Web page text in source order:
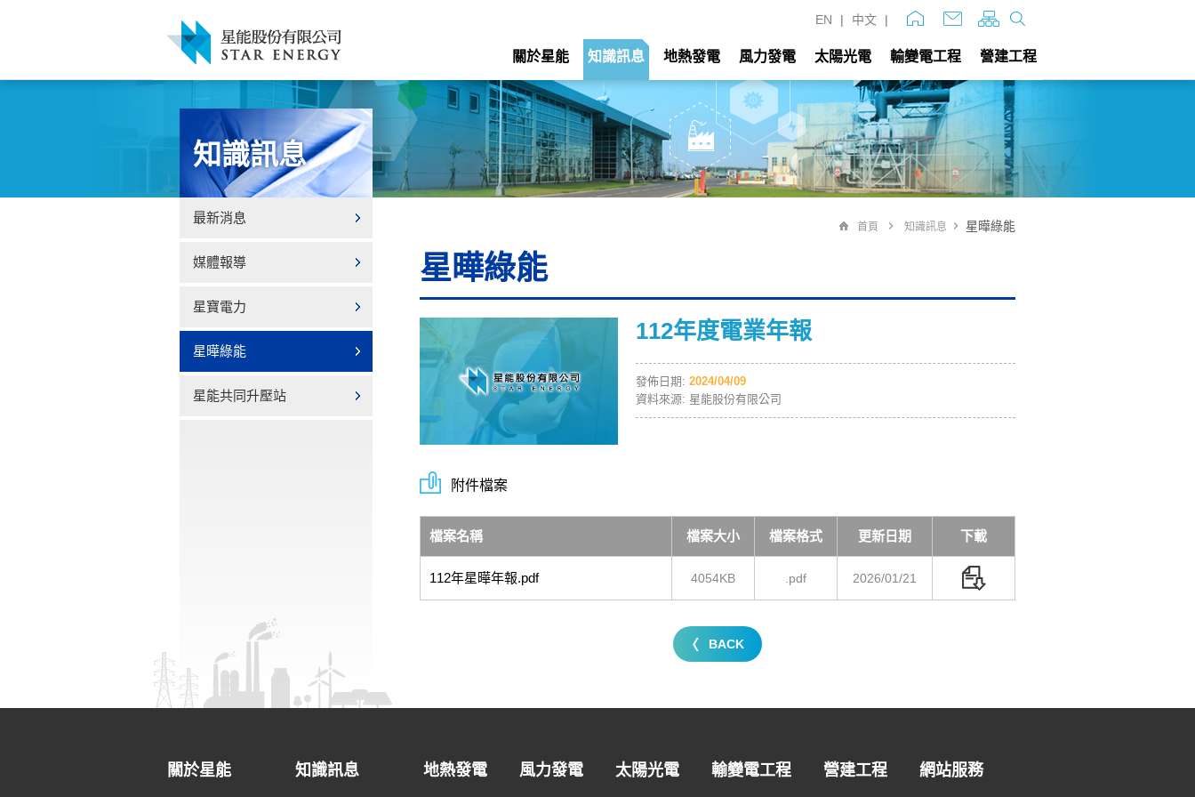
EN | 中文 |
關於星能 知識訊息 地熱發電 風力發電 太陽光電 輸變電工程 營建工程
知識訊息
最新消息
媒體報導
星寶電力
星曄綠能
星能共同升壓站
首頁 知識訊息 星曄綠能
星曄綠能
112年度電業年報
發佈日期:2024/04/09
資料來源: 星能股份有限公司
附件檔案
檔案名稱 檔案大小 檔案格式 更新日期 下載
112年星曄年報.pdf 4054KB .pdf 2026/01/21
BACK
關於星能 知識訊息 地熱發電 風力發電 太陽光電 輸變電工程 營建工程 網站服務